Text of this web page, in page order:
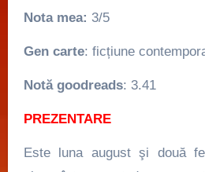
Nota mea: 3/5
Gen carte: ficțiune
Notă goodreads: 3.41
PREZENTARE
Este luna august şi două